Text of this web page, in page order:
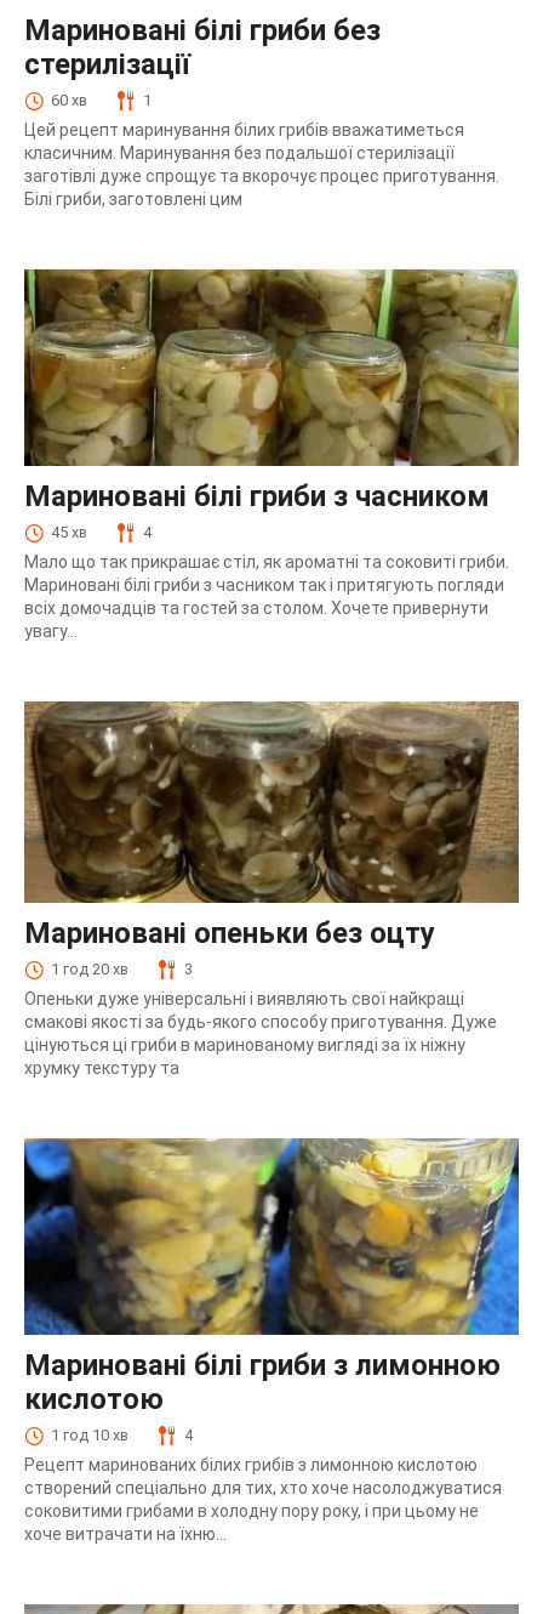
Мариновані білі гриби без
стерилізації
60 хв 1
Цей рецепт маринування білих грибів вважатиметься
класичним. Маринування без подальшої стерилізації
заготівлі дуже спрощує та вкорочує процес приготування.
Білі гриби, заготовлені цим
Мариновані білі гриби з часником
45 хв 4
Мало що так прикрашає стіл, як ароматні та соковиті гриби.
Мариновані білі гриби з часником так і притягують погляди
всіх домочадців та гостей за столом. Хочете привернути
увагу...
Мариновані опеньки без оцту
1 год 20 хв 3
Опеньки дуже універсальні і виявляють свої найкращі
смакові якості за будь-якого способу приготування. Дуже
цінуються ці гриби в маринованому вигляді за їх ніжну
хрумку текстуру та
Мариновані білі гриби з лимонною
кислотою
1 год 10 хв 4
Рецепт маринованих білих грибів з лимонною кислотою
створений спеціально для тих, хто хоче насолоджуватися
соковитими грибами в холодну пору року, і при цьому не
хоче витрачати на їхню...